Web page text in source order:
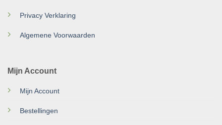
Privacy Verklaring
Algemene Voorwaarden
Mijn Account
Mijn Account
Bestellingen